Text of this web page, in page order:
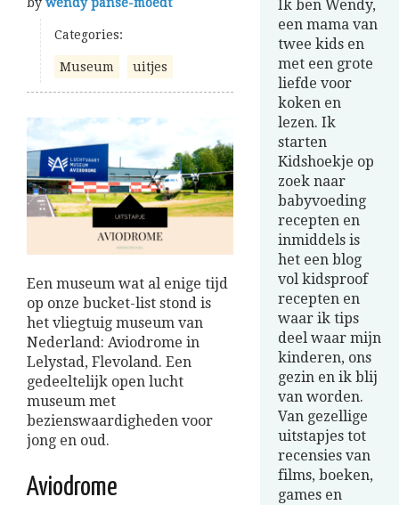
Categories:
Museum uitjes
Een museum wat al enige tijd
op onze bucket-list stond is
het vliegtuig museum van
Nederland: Aviodrome in
Lelystad, Flevoland. Een
gedeeltelijk open lucht
museum met
bezienswaardigheden voor
jong en oud.
Aviodrome
Ik ben Wendy,
een mama van
twee kids en
met een grote
liefde voor
koken en
lezen. Ik
starten
Kidshoekje op
zoek naar
babyvoeding
recepten en
inmiddels is
het een blog
vol kidsproof
recepten en
waar ik tips
deel waar mijn
kinderen, ons
gezin en ik blij
van worden.
Van gezellige
uitstapjes tot
recensies van
films, boeken,
games en